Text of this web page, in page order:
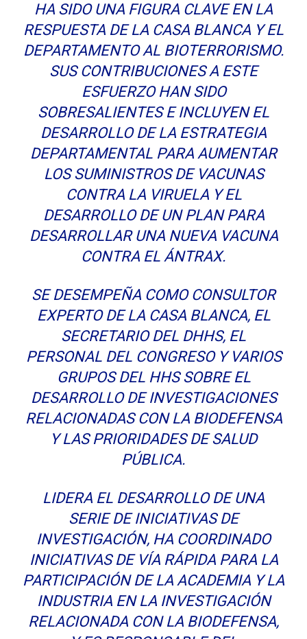
HA SIDO UNA FIGURA CLAVE EN LA
RESPUESTA DE LA CASA BLANCA Y EL
DEPARTAMENTO AL BIOTERRORISMO.
SUS CONTRIBUCIONES A ESTE
ESFUERZO HAN SIDO
SOBRESALIENTES E INCLUYEN EL
DESARROLLO DE LA ESTRATEGIA
DEPARTAMENTAL PARA AUMENTAR
LOS SUMINISTROS DE VACUNAS
CONTRA LA VIRUELA Y EL
DESARROLLO DE UN PLAN PARA
DESARROLLAR UNA NUEVA VACUNA
CONTRA EL ÁNTRAX.
SE DESEMPEÑA COMO CONSULTOR
EXPERTO DE LA CASA BLANCA, EL
SECRETARIO DEL DHHS, EL
PERSONAL DEL CONGRESO Y VARIOS
GRUPOS DEL HHS SOBRE EL
DESARROLLO DE INVESTIGACIONES
RELACIONADAS CON LA BIODEFENSA
Y LAS PRIORIDADES DE SALUD
PÚBLICA.
LIDERA EL DESARROLLO DE UNA
SERIE DE INICIATIVAS DE
INVESTIGACIÓN, HA COORDINADO
INICIATIVAS DE VÍA RÁPIDA PARA LA
PARTICIPACIÓN DE LA ACADEMIA Y LA
INDUSTRIA EN LA INVESTIGACIÓN
RELACIONADA CON LA BIODEFENSA,